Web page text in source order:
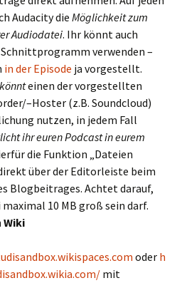
Audacity dieMöglichkeit zum
Audiodatei. Ihr könnt auch
verwenden –
in der Episode ja vorgestellt.
könnteinen der vorgestellten
–Hoster (z.B. Soundcloud)
nutzen, in jedem Fall
ihr euren Podcast in eurem
die Funktion „Dateien
über der Editorleiste beim
Blogbeitrages. Achtet darauf,
maximal 10 MB groß sein darf.
Wiki
oder h
mit